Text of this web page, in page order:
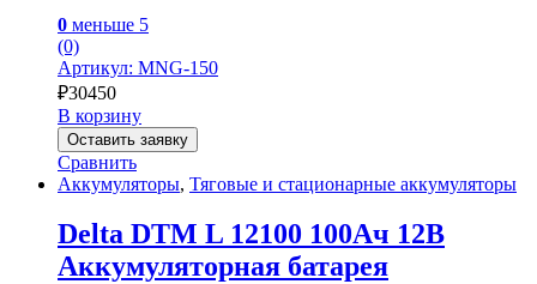
0 меньше 5
(0)
Артикул: MNG-150
₽30450
В корзину
Оставить заявку
Сравнить
Аккумуляторы, Тяговые и стационарные аккумуляторы
Delta DTM L 12100 100Ач 12В
Аккумуляторная батарея